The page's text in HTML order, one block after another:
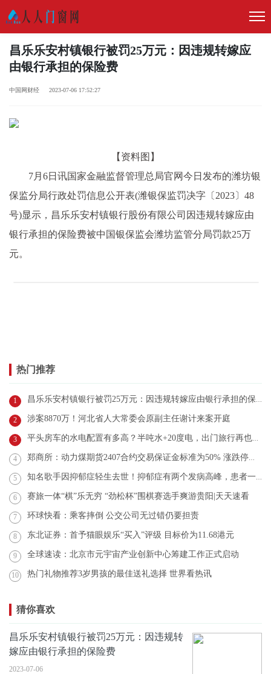
昌乐乐安村镇银行被罚25万元：因违规转嫁应
由银行承担的保险费
中国网财经 2023-07-06 17:52:27
【资料图】
7月6日讯国家金融监督管理总局官网今日发布的潍坊银
保监分局行政处罚信息公开表(潍银保监罚决字〔2023〕48
号)显示，昌乐乐安村镇银行股份有限公司因违规转嫁应由
银行承担的保险费被中国银保监会潍坊监管分局罚款25万
元。
热门推荐
1 昌乐乐安村镇银行被罚25万元：因违规转嫁应由银行承担的保险费
2 涉案8870万！河北省人大常委会原副主任谢计来案开庭
3 平头房车的水电配置有多高？半吨水+20度电，出门旅行再也不发愁
4 郑商所：动力煤期货2407合约交易保证金标准为50% 涨跌停板幅度为10%
5 知名歌手因抑郁症轻生去世！抑郁症有两个发病高峰，患者一多半都是女性
6 赛旅一体“棋”乐无穷 “劲松杯”围棋赛选手爽游贵阳|天天速看
7 环球快看：乘客摔倒 公交公司无过错仍要担责
8 东北证券：首予猫眼娱乐“买入”评级 目标价为11.68港元
9 全球速读：北京市元宇宙产业创新中心筹建工作正式启动
10 热门礼物推荐3岁男孩的最佳送礼选择 世界看热讯
猜你喜欢
昌乐乐安村镇银行被罚25万元：因违规转
嫁应由银行承担的保险费
2023-07-06